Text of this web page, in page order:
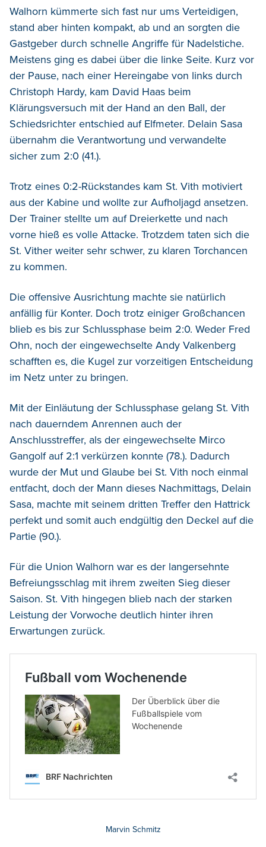
Walhorn kümmerte sich fast nur ums Verteidigen,
stand aber hinten kompakt, ab und an sorgten die
Gastgeber durch schnelle Angriffe für Nadelstiche.
Meistens ging es dabei über die linke Seite. Kurz vor
der Pause, nach einer Hereingabe von links durch
Christoph Hardy, kam David Haas beim
Klärungsversuch mit der Hand an den Ball, der
Schiedsrichter entschied auf Elfmeter. Delain Sasa
übernahm die Verantwortung und verwandelte
sicher zum 2:0 (41.).
Trotz eines 0:2-Rückstandes kam St. Vith motiviert
aus der Kabine und wollte zur Aufholjagd ansetzen.
Der Trainer stellte um auf Dreierkette und nach
vorne hieß es volle Attacke. Trotzdem taten sich die
St. Vither weiter sehr schwer, zu klaren Torchancen
zu kommen.
Die offensive Ausrichtung machte sie natürlich
anfällig für Konter. Doch trotz einiger Großchancen
blieb es bis zur Schlussphase beim 2:0. Weder Fred
Ohn, noch der eingewechselte Andy Valkenberg
schafften es, die Kugel zur vorzeitigen Entscheidung
im Netz unter zu bringen.
Mit der Einläutung der Schlussphase gelang St. Vith
nach dauerndem Anrennen auch der
Anschlusstreffer, als der eingewechselte Mirco
Gangolf auf 2:1 verkürzen konnte (78.). Dadurch
wurde der Mut und Glaube bei St. Vith noch einmal
entfacht, doch der Mann dieses Nachmittags, Delain
Sasa, machte mit seinem dritten Treffer den Hattrick
perfekt und somit auch endgültig den Deckel auf die
Partie (90.).
Für die Union Walhorn war es der langersehnte
Befreiungsschlag mit ihrem zweiten Sieg dieser
Saison. St. Vith hingegen blieb nach der starken
Leistung der Vorwoche deutlich hinter ihren
Erwartungen zurück.
Marvin Schmitz